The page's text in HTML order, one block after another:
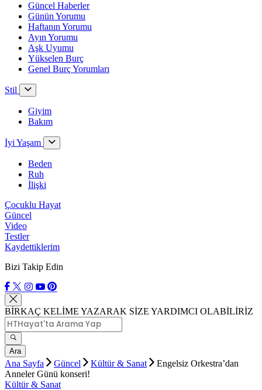
Güncel Haberler
Günün Yorumu
Haftanın Yorumu
Ayın Yorumu
Aşk Uyumu
Yükselen Burç
Genel Burç Yorumları
Stil
Giyim
Bakım
İyi Yaşam
Beden
Ruh
İlişki
Çocuklu Hayat
Güncel
Video
Testler
Kaydettiklerim
Bizi Takip Edin
BİRKAÇ KELİME YAZARAK SİZE YARDIMCI OLABİLİRİZ
Ara
Ana Sayfa Güncel Kültür & Sanat
Engelsiz Orkestra’dan
Anneler Günü konseri!
Kültür & Sanat